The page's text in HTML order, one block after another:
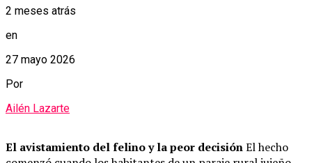
2 meses atrás
en
27 mayo 2026
Por
Ailén Lazarte
El avistamiento del felino y la peor decisiónEl hecho